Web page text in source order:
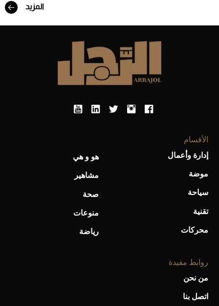
أفضل تدريج للشعر الطويل لإطلالة جريئة وعصرية
المزيد
الأقسام
إدارة وأعمال
موضة
سياحة
تقنية
محركات
هو و هي
مشاهير
صحة
منوعات
رياضة
روابط مفيدة
من نحن
اتصل بنا